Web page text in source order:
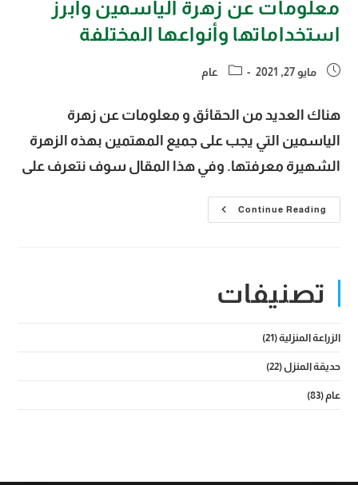
معلومات عن زهرة الياسمين وأبرز
استخداماتها وأنواعها المختلفة
Post
مايو 27, 2021
Post
عام
هناك العديد من الحقائق و معلومات عن زهرة
الياسمين التي يجب على جميع المهتمين بهذه الزهرة
الشهيرة معرفتها. وفي هذا المقال سوف نتعرف على
Continue Readingمعلومات
عن
المختلفة
تصنيفات
الزراعة المنزلية(21)
حديقة المنزل (22)
عام(83)